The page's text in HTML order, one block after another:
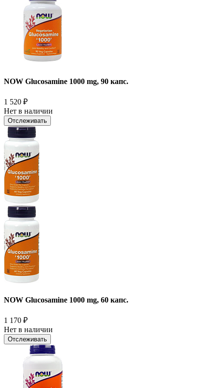
NOW Glucosamine 1000 mg, 90 капс.
1 520 ₽
Нет в наличии
Отслеживать
NOW Glucosamine 1000 mg, 60 капс.
1 170 ₽
Нет в наличии
Отслеживать